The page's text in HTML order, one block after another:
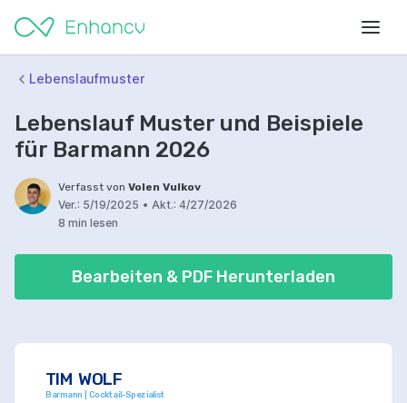
Lebenslaufmuster
Lebenslauf Muster und Beispiele
für Barmann 2026
Verfasst von Volen Vulkov
Ver.: 5/19/2025 • Akt.: 4/27/2026
8 min lesen
Bearbeiten & PDF Herunterladen
TIM WOLF
Barmann | Cocktail-Spezialist